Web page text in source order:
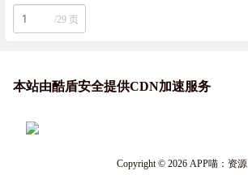
/29 页
本站由酷盾安全提供CDN加速服务
Copyright © 2026APP喵：资源